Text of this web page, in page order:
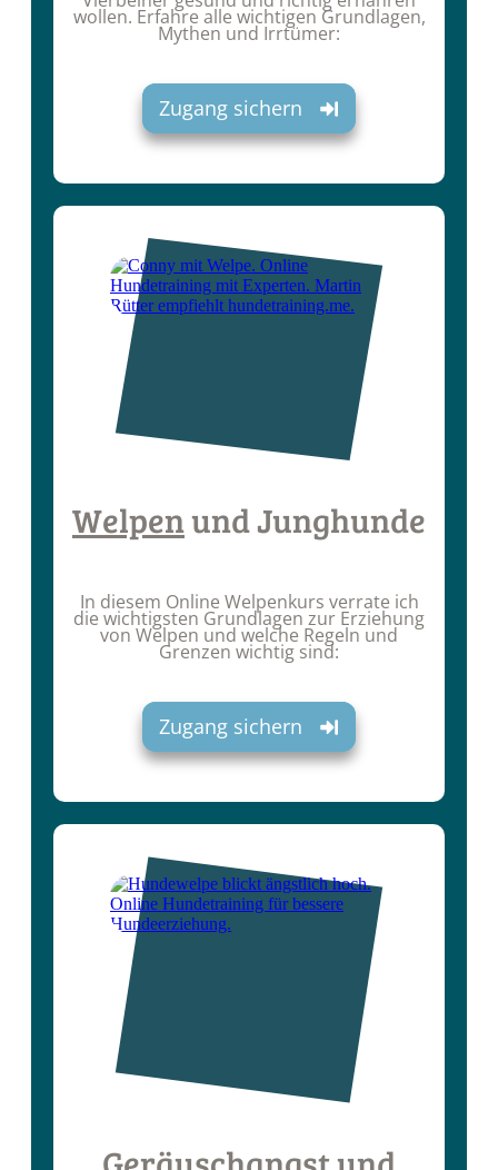
wollen. Erfahre alle wichtigen Grundlagen,
Mythen und Irrtümer:
Zugang sichern
Welpenund Junghunde
In diesem Online Welpenkurs verrate ich
die wichtigsten Grundlagen zur Erziehung
von Welpen und welche Regeln und
Grenzen wichtig sind:
Zugang sichern